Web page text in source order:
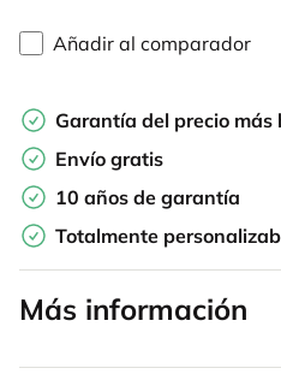
Añadir al comparador
Garantía del precio más
Envío gratis
10 años de garantía
Totalmente
Más información